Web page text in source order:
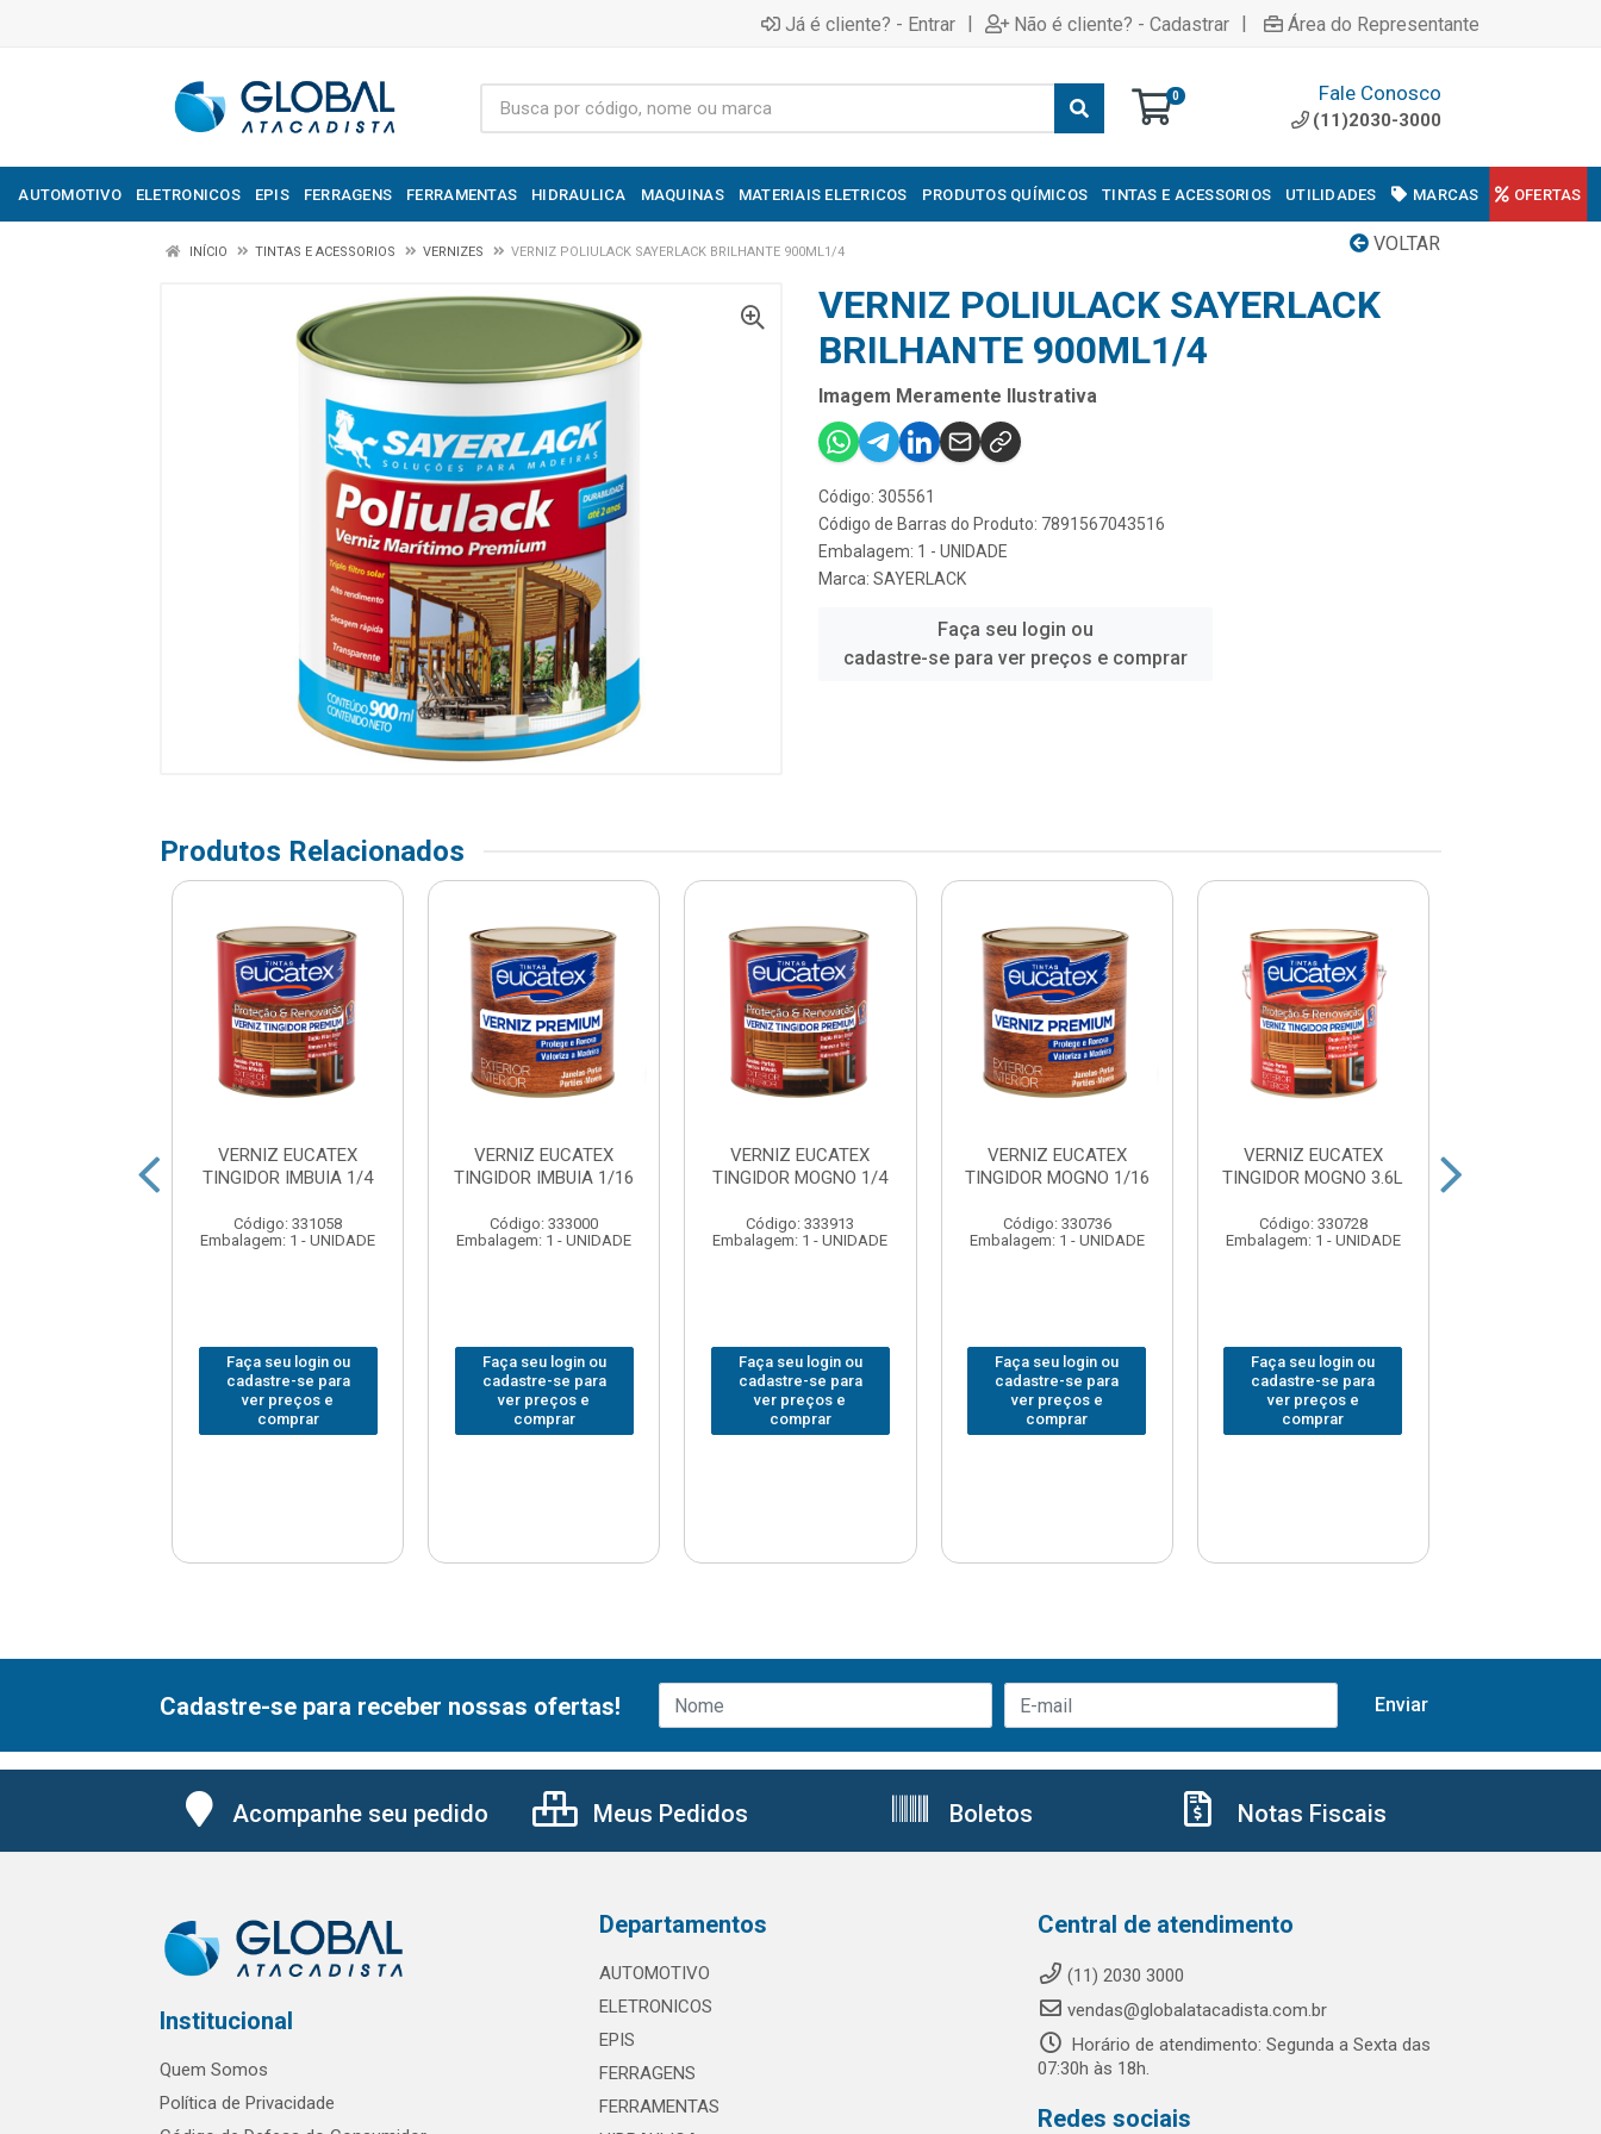
Já é cliente? - Entrar | Não é cliente? - Cadastrar | Área do Representante
0 Fale Conosco
(11)2030-3000
AUTOMOTIVO ELETRONICOS EPIS FERRAGENS FERRAMENTAS HIDRAULICA MAQUINAS MATERIAIS ELETRICOS PRODUTOS QUÍMICOS TINTAS E ACESSORIOS UTILIDADES MARCAS OFERTAS
VOLTAR
INÍCIO TINTAS E ACESSORIOS VERNIZES VERNIZ POLIULACK SAYERLACK BRILHANTE 900ML1/4
VERNIZ POLIULACK SAYERLACK
BRILHANTE 900ML1/4
Imagem Meramente Ilustrativa
Código: 305561
Código de Barras do Produto: 7891567043516
Embalagem: 1 - UNIDADE
Marca: SAYERLACK
Faça seu login ou
cadastre-se para ver preços e comprar
Produtos Relacionados
VERNIZ EUCATEX
TINGIDOR IMBUIA 1/4
Código: 331058
Embalagem: 1 - UNIDADE
Faça seu login ou
cadastre-se para
ver preços e
comprar
VERNIZ EUCATEX
TINGIDOR IMBUIA 1/16
Código: 333000
Embalagem: 1 - UNIDADE
Faça seu login ou
cadastre-se para
ver preços e
comprar
VERNIZ EUCATEX
TINGIDOR MOGNO 1/4
Código: 333913
Embalagem: 1 - UNIDADE
Faça seu login ou
cadastre-se para
ver preços e
comprar
VERNIZ EUCATEX
TINGIDOR MOGNO 1/16
Código: 330736
Embalagem: 1 - UNIDADE
Faça seu login ou
cadastre-se para
ver preços e
comprar
VERNIZ EUCATEX
TINGIDOR MOGNO 3.6L
Código: 330728
Embalagem: 1 - UNIDADE
Faça seu login ou
cadastre-se para
ver preços e
comprar
Cadastre-se para receber nossas ofertas!
Acompanhe seu pedido Meus Pedidos Boletos Notas Fiscais
Institucional
Quem Somos
Política de Privacidade
Departamentos
AUTOMOTIVO
ELETRONICOS
EPIS
FERRAGENS
FERRAMENTAS
Central de atendimento
(11) 2030 3000
vendas@globalatacadista.com.br
Horário de atendimento: Segunda a Sexta das
07:30h às 18h.
Redes sociais